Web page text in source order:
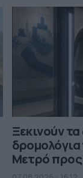
Ξεκινούν
Μετρό προς